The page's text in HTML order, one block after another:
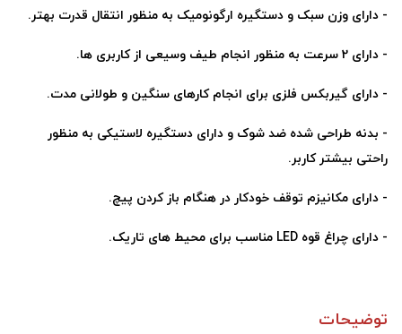
- دارای وزن سبک و دستگیره ارگونومیک به منظور انتقال قدرت بهتر.
- دارای 2 سرعت به منظور انجام طیف وسیعی از کاربری ها
.
- دارای گیربکس فلزی برای انجام کارهای سنگین و طولانی مدت.
- بدنه طراحی شده ضد شوک و دارای دستگیره لاستیکی به منظور
راحتی بیشتر کاربر.
- دارای مکانیزم توقف خودکار در هنگام باز کردن پیچ.
- دارای چراغ قوه مناسب برای محیط های تاریک.
توضیحات